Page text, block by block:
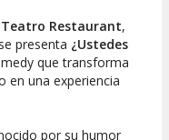
Teatro Restaurant,
presenta ¿Ustedes
que transforma
en una experiencia
por su humor